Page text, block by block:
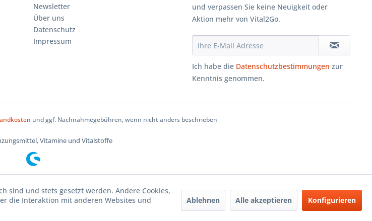
Newsletter
Über uns
Datenschutz
Impressum
und verpassen Sie keine Neuigkeit oder
Aktion mehr von Vital2Go.
Ich habe die Datenschutzbestimmungen zur
Kenntnis genommen.
und ggf. Nachnahmegebühren, wenn nicht anders beschrieben
Vitamine und Vitalstoffe
sind und stets gesetzt werden. Andere Cookies,
die Interaktion mit anderen Websites und
Ablehnen Alle akzeptieren Konfigurieren